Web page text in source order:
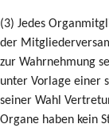
(3) Jedes
der
zur Wahrnehmung
unter Vorlage einer
seiner Wahl
Organe haben kein